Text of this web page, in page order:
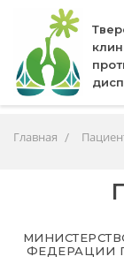
Главная
ФЕДЕРАЦИИ